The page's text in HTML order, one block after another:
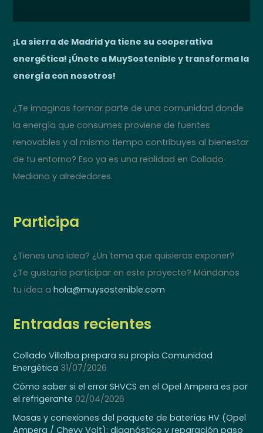
¡La sierra de Madrid ya tiene su cooperativa
energética! ¡Únete a MuySostenible y transforma la
energía con nosotros!
¿Te imaginas formar parte de una comunidad donde
la energía que consumes proviene de fuentes
renovables y al mismo tiempo contribuyes al bienestar
de tu entorno? Eso ya es una realidad en Collado
Mediano y alrededores.
Participa
¿Tienes una idea? ¿Un tema que quisieras exponer?
¿Te gustaría participar en este proyecto? Mándanos
tu idea ahola@muysostenible.com
Entradas recientes
Collado Villalba prepara su propia Comunidad
Energética 31/07/2026
Cómo saber si el error SHVCS en el Opel Ampera es por
el refrigerante 02/04/2026
Masas y conexiones del paquete de baterías HV (Opel
Ampera / Chevy Volt): diagnóstico y reparación paso